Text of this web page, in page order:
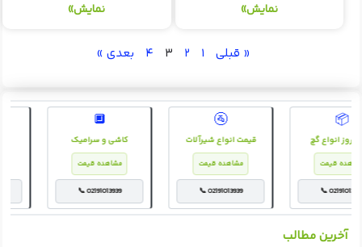
نمایش»
نمایش»
« قبلی ۱ ۲ ۳ ۴ بعدی »
کاشی و سرامیک
مشاهده قیمت
📞 02191013939
🚰
قیمت انواع شیرآلات
مشاهده قیمت
📞 02191013939
📦
قیمت روز انواع گچ
مشاهده قیمت
📞 02191013939
آخرین مطالب